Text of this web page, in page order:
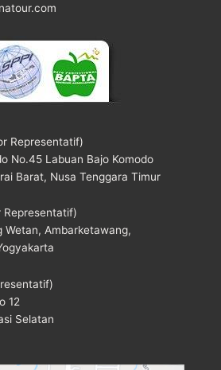
Representatif)
No.45 Labuan Bajo Komodo
Barat, Nusa Tenggara Timur
Representatif)
Wetan, Ambarketawang,
12
Selatan